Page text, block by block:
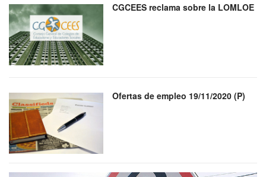
CGCEES reclama sobre la LOMLOE
Ofertas de empleo 19/11/2020 (P)